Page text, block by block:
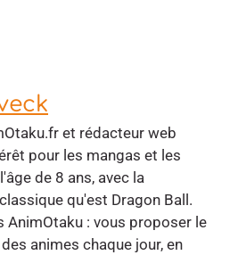
et rédacteur web
pour les mangas et les
de 8 ans, avec la
qu'est Dragon Ball.
AnimOtaku : vous proposer le
animes chaque jour, en